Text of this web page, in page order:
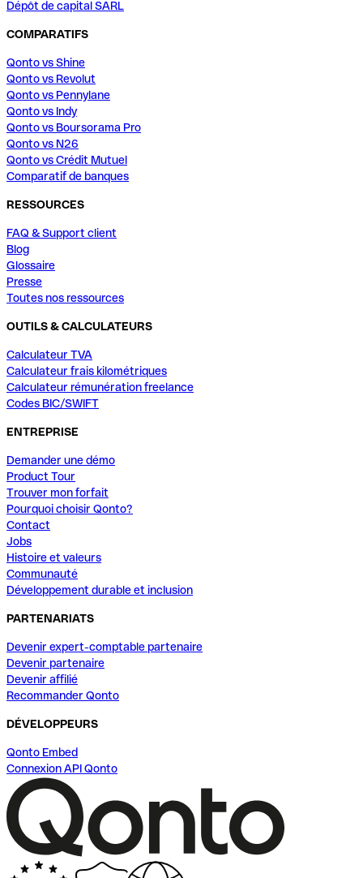
Dépôt de capital SARL
COMPARATIFS
Qonto vs Shine
Qonto vs Revolut
Qonto vs Pennylane
Qonto vs Indy
Qonto vs Boursorama Pro
Qonto vs N26
Qonto vs Crédit Mutuel
Comparatif de banques
RESSOURCES
FAQ & Support client
Blog
Glossaire
Presse
Toutes nos ressources
OUTILS & CALCULATEURS
Calculateur TVA
Calculateur frais kilométriques
Calculateur rémunération freelance
Codes BIC/SWIFT
ENTREPRISE
Demander une démo
Product Tour
Trouver mon forfait
Pourquoi choisir Qonto?
Contact
Jobs
Histoire et valeurs
Communauté
Développement durable et inclusion
PARTENARIATS
Devenir expert-comptable partenaire
Devenir partenaire
Devenir affilié
Recommander Qonto
DÉVELOPPEURS
Qonto Embed
Connexion API Qonto